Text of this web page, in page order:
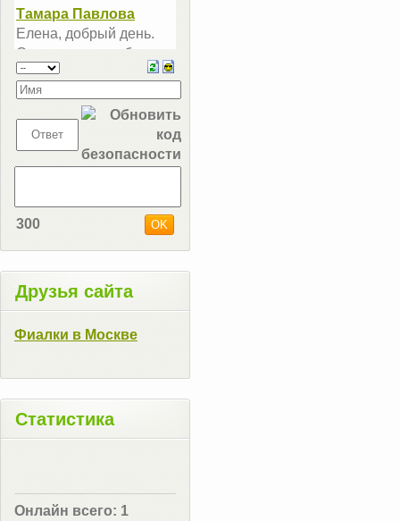
300
Друзья сайта
Фиалки в Москве
Статистика
Онлайн всего: 1